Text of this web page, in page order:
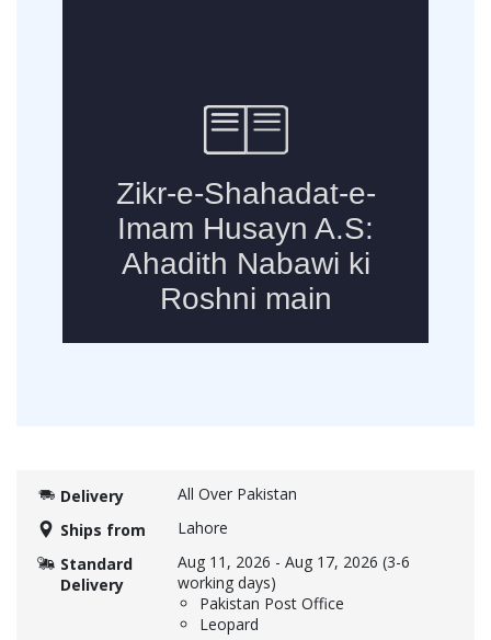
Delivery
All Over Pakistan
Ships from
Lahore
Standard
Delivery
Aug 11, 2026 - Aug 17, 2026 (3-6
working days)
Pakistan Post Office
Leopard